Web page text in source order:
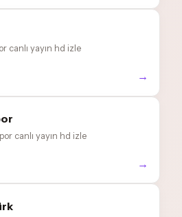
canlı yayın hd izle
→
canlı yayın hd izle
→